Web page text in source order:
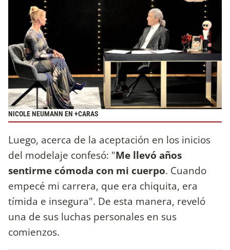
NICOLE NEUMANN EN +CARAS
Luego, acerca de la aceptación en los inicios
del modelaje confesó: "Me llevó años
sentirme cómoda con mi cuerpo. Cuando
empecé mi carrera, que era chiquita, era
tímida e insegura". De esta manera, reveló
una de sus luchas personales en sus
comienzos.